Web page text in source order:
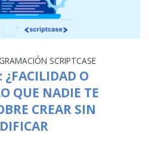
SCRIPTCASE
¿FACILIDAD O
QUE NADIE TE
CREAR SIN